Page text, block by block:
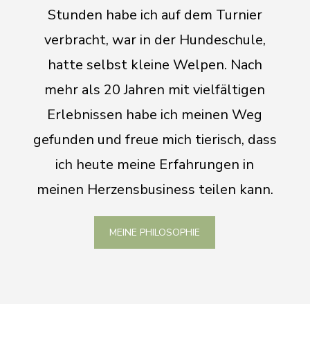
Stunden habe ich auf dem Turnier
verbracht, war in der Hundeschule,
hatte selbst kleine Welpen. Nach
mehr als 20 Jahren mit vielfältigen
Erlebnissen habe ich meinen Weg
gefunden und freue mich tierisch, dass
ich heute meine Erfahrungen in
meinen Herzensbusiness teilen kann.
MEINE PHILOSOPHIE